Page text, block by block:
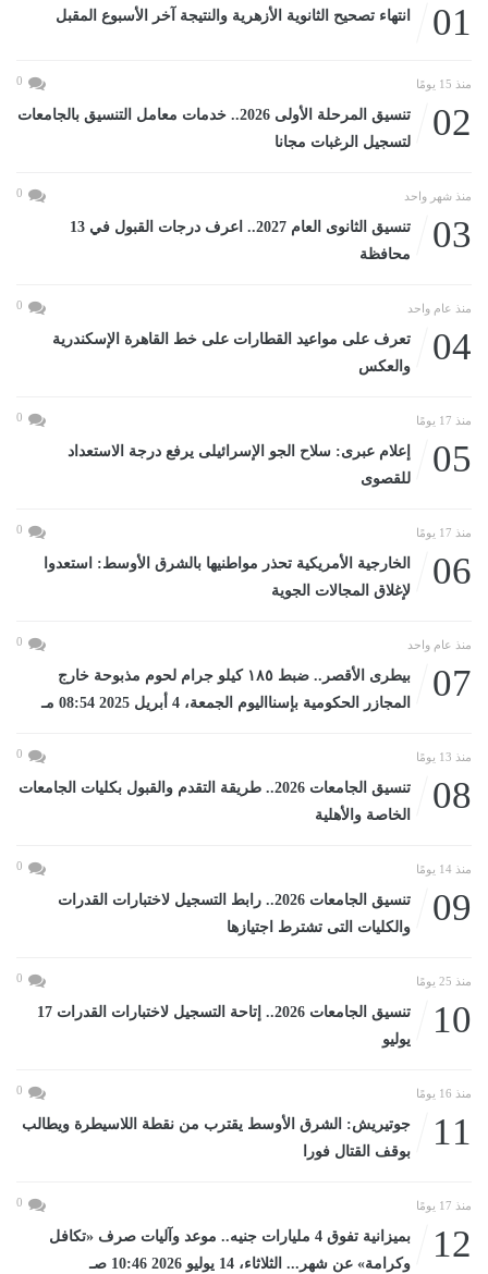
01 انتهاء تصحيح الثانوية الأزهرية والنتيجة آخر الأسبوع المقبل
منذ 15 يومًا 0
02
تنسيق المرحلة الأولى 2026.. خدمات معامل التنسيق بالجامعات
لتسجيل الرغبات مجانا
منذ شهر واحد 0
03
تنسيق الثانوى العام 2027.. اعرف درجات القبول في 13
محافظة
منذ عام واحد 0
04
تعرف على مواعيد القطارات على خط القاهرة الإسكندرية
والعكس
منذ 17 يومًا 0
05
إعلام عبرى: سلاح الجو الإسرائيلى يرفع درجة الاستعداد
للقصوى
منذ 17 يومًا 0
06
الخارجية الأمريكية تحذر مواطنيها بالشرق الأوسط: استعدوا
لإغلاق المجالات الجوية
منذ عام واحد 0
07
بيطرى الأقصر.. ضبط ١٨٥ كيلو جرام لحوم مذبوحة خارج
المجازر الحكومية بإسنااليوم الجمعة، 4 أبريل 2025 08:54 مـ
منذ 13 يومًا 0
08
تنسيق الجامعات 2026.. طريقة التقدم والقبول بكليات الجامعات
الخاصة والأهلية
منذ 14 يومًا 0
09
تنسيق الجامعات 2026.. رابط التسجيل لاختبارات القدرات
والكليات التى تشترط اجتيازها
منذ 25 يومًا 0
10
تنسيق الجامعات 2026.. إتاحة التسجيل لاختبارات القدرات 17
يوليو
منذ 16 يومًا 0
11
جوتيريش: الشرق الأوسط يقترب من نقطة اللاسيطرة ويطالب
بوقف القتال فورا
منذ 17 يومًا 0
12
بميزانية تفوق 4 مليارات جنيه.. موعد وآليات صرف «تكافل
وكرامة» عن شهر... الثلاثاء، 14 يوليو 2026 10:46 صـ